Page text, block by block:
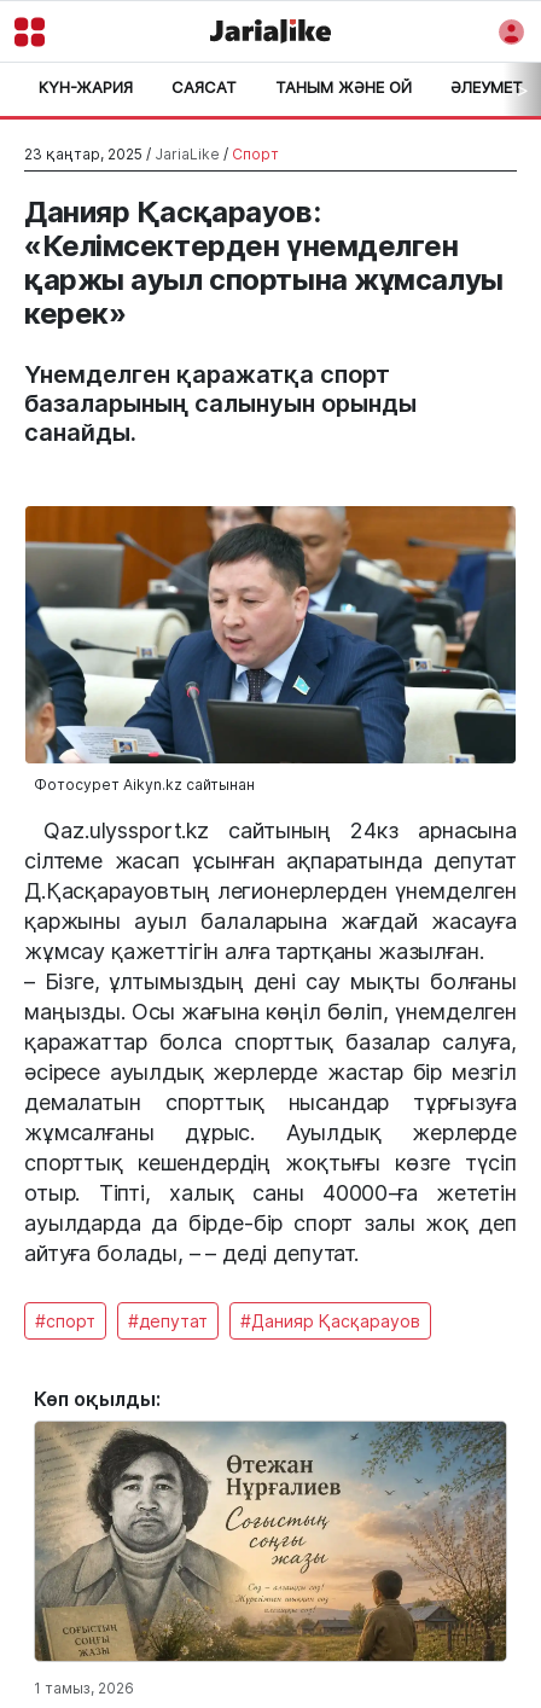
КҮН-ЖАРИЯ САЯСАТ ТАНЫМ ЖӘНЕ ОЙ ӘЛЕУМЕТ>
23 қаңтар, 2025 / JariaLike / Спорт
Данияр Қасқарауов:
«Келімсектерден үнемделген
қаржы ауыл спортына жұмсалуы
керек»
Үнемделген қаражатқа спорт
базаларының салынуын орынды
санайды.
Фотосурет Aikyn.kz сайтынан
Qaz.ulyssport.kz сайтының 24кз арнасына
сілтеме жасап ұсынған ақпаратында депутат
Д.Қасқарауовтың легионерлерден үнемделген
қаржыны ауыл балаларына жағдай жасауға
жұмсау қажеттігін алға тартқаны жазылған.
– Бізге, ұлтымыздың дені сау мықты болғаны
маңызды. Осы жағына көңіл бөліп, үнемделген
қаражаттар болса спорттық базалар салуға,
әсіресе ауылдық жерлерде жастар бір мезгіл
демалатын спорттық нысандар тұрғызуға
жұмсалғаны дұрыс. Ауылдық жерлерде
спорттық кешендердің жоқтығы көзге түсіп
отыр. Тіпті, халық саны 40000-ға жететін
ауылдарда да бірде-бір спорт залы жоқ деп
айтуға болады, – – деді депутат.
#спорт #депутат #Данияр Қасқарауов
Көп оқылды:
1 тамыз, 2026